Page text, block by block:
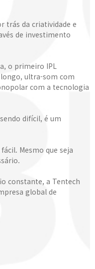
trás da criatividade e
de investimento
o primeiro IPL
ultra-som com
com a tecnologia
difícil, é um
Mesmo que seja
constante, a Tentech
global de